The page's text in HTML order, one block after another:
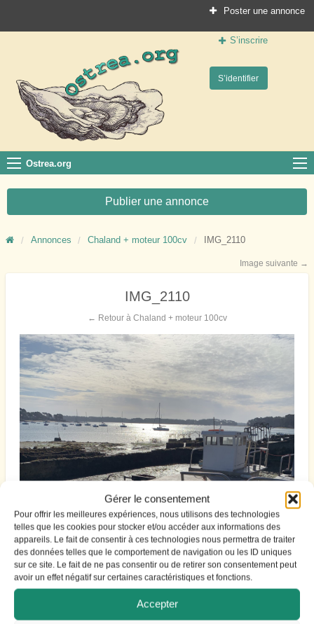
Gérer le consentement
Pour offrir les meilleures expériences, nous utilisons des technologies
telles que les cookies pour stocker et/ou accéder aux informations des
appareils. Le fait de consentir à ces technologies nous permettra de traiter
des données telles que le comportement de navigation ou les ID uniques
sur ce site. Le fait de ne pas consentir ou de retirer son consentement peut
avoir un effet négatif sur certaines caractéristiques et fonctions.
Accepter
Poster une annonce
S’inscrire
S’identifier
Ostrea.org
Le site des professionnels de la conchyliculture
Ostrea.org
Publier une annonce
Annonces Chaland + moteur 100cv IMG_2110
Image suivante →
IMG_2110
← Retour à Chaland + moteur 100cv